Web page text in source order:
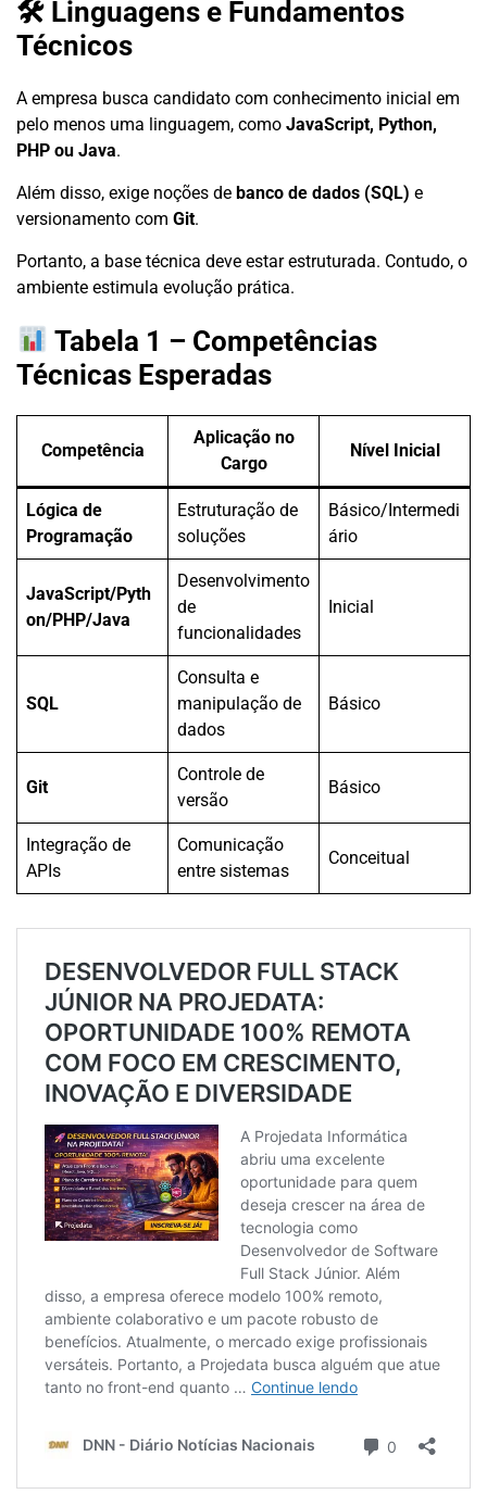
🛠 Linguagens e Fundamentos
Técnicos
A empresa busca candidato com conhecimento inicial em
pelo menos uma linguagem, como JavaScript, Python,
PHP ou Java.
Além disso, exige noções de banco de dados (SQL) e
versionamento com Git.
Portanto, a base técnica deve estar estruturada. Contudo, o
ambiente estimula evolução prática.
Tabela 1 – Competências
Técnicas Esperadas
Competência
Aplicação no
Cargo
Nível Inicial
Lógica de
Programação
Estruturação de
soluções
Básico/Intermedi
ário
JavaScript/Pyth
on/PHP/Java
Desenvolvimento
de
funcionalidades
Inicial
SQL
Consulta e
manipulação de
dados
Básico
Git
Controle de
versão
Básico
Integração de
APIs
Comunicação
entre sistemas
Conceitual